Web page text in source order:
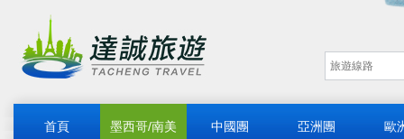
首頁 墨西哥/南美 中國團 亞洲團 歐